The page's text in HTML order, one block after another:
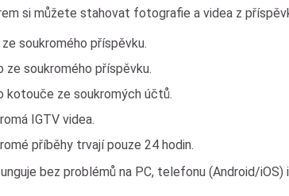
si můžete stahovat fotografie a videa z
soukromého příspěvku.
ze soukromého příspěvku.
kotouče ze soukromých účtů.
IGTV videa.
příběhy trvají pouze 24 hodin.
bez problémů na PC, telefonu (Android/iOS)